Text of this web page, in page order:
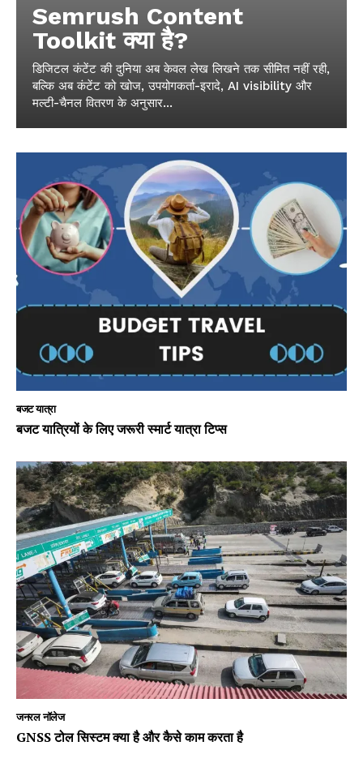
Semrush Content
Toolkit क्या है?
डिजिटल कंटेंट की दुनिया अब केवल लेख लिखने तक सीमित नहीं रही,
बल्कि अब कंटेंट को खोज, उपयोगकर्ता-इरादे, AI visibility और
मल्टी-चैनल वितरण के अनुसार...
बजट यात्रा
बजट यात्रियों के लिए जरूरी स्मार्ट यात्रा टिप्स
जनरल नॉलेज
GNSS टोल सिस्टम क्या है और कैसे काम करता है